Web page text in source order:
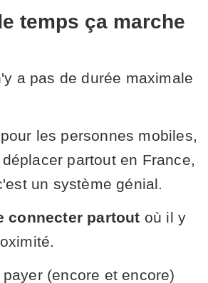
temps ça marche
a pas de durée maximale
les personnes mobiles,
partout en France,
un système génial.
connecter partout où il y
(encore et encore)